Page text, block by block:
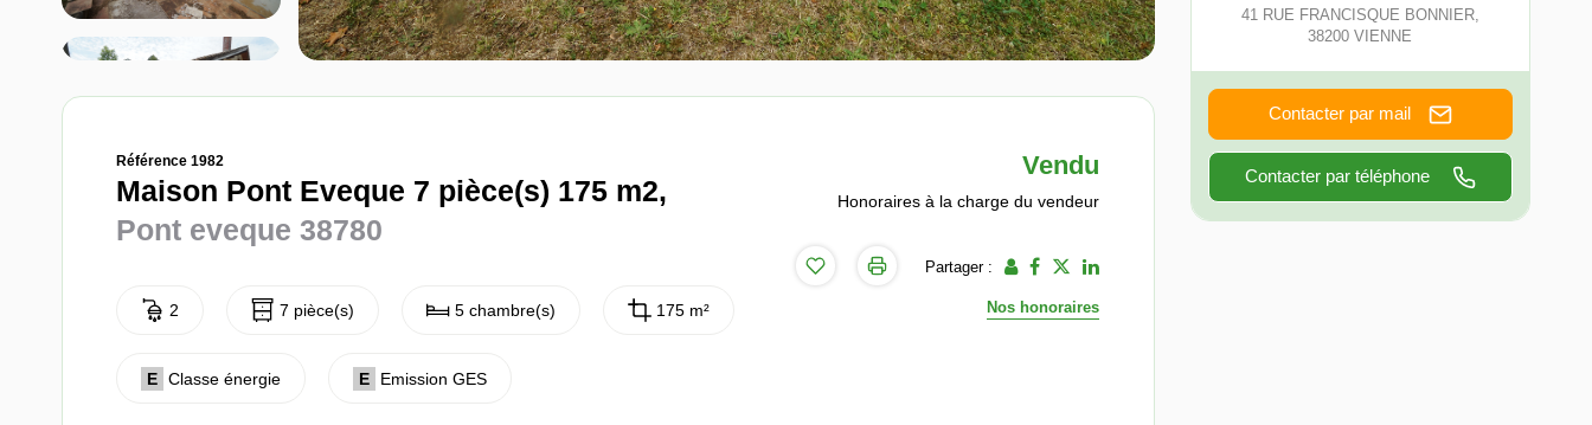
Référence 1982
Maison Pont Eveque 7 pièce(s) 175 m2,
Pont eveque 38780
2 7 pièce(s) 5 chambre(s) 175 m²
E Classe énergie E Emission GES
Vendu
Honoraires à la charge du vendeur
Partager :
Nos honoraires
41 RUE FRANCISQUE BONNIER,
38200 VIENNE
Contacter par mail
Contacter par téléphone